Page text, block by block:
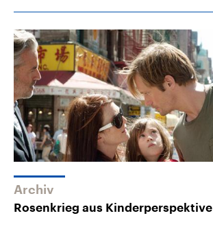
Archiv
Rosenkrieg aus Kinderperspektive